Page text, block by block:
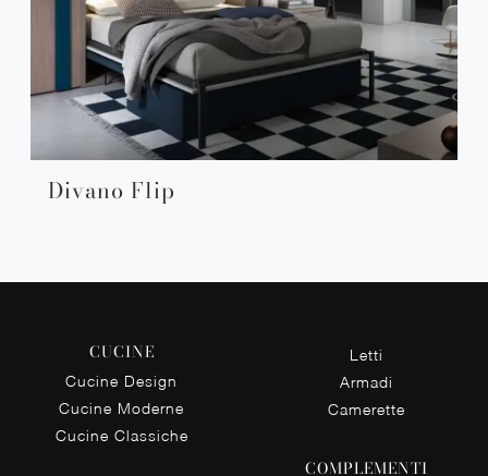
Divano Flip
CUCINE
Cucine Design
Cucine Moderne
Cucine Classiche
Letti
Armadi
Camerette
COMPLEMENTI